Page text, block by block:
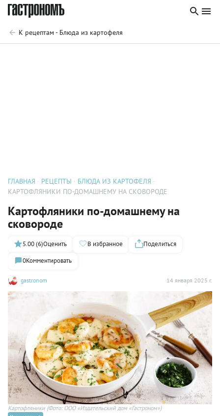
К рецептам - Блюда из картофеля
ГЛАВНАЯ РЕЦЕПТЫ
БЛЮДА ИЗ КАРТОФЕЛЯ
КАРТОФЛЯНИКИ ПО-ДОМАШНЕМУ НА СКОВОРОДЕ
Картофляники по-домашнему на
сковороде
gastronom 14 января 2025 г.
5.00 (6)Оценить В избранное
Поделиться
0Комментировать
Картофляники (Фото: ООО «Издательский дом «Гастроном»)